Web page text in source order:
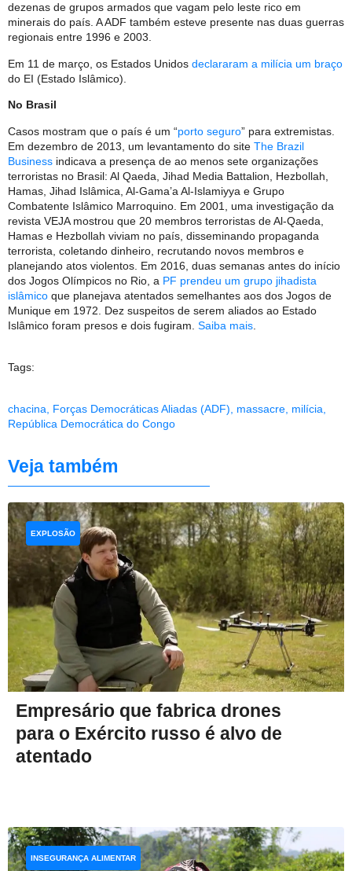
dezenas de grupos armados que vagam pelo leste rico em
minerais do país. A ADF também esteve presente nas duas guerras
regionais entre 1996 e 2003.
Em 11 de março, os Estados Unidos declararam a milícia um braço
do EI (Estado Islâmico).
No Brasil
Casos mostram que o país é um “porto seguro” para extremistas.
Em dezembro de 2013, um levantamento do site The Brazil
Business indicava a presença de ao menos sete organizações
terroristas no Brasil: Al Qaeda, Jihad Media Battalion, Hezbollah,
Hamas, Jihad Islâmica, Al-Gama’a Al-Islamiyya e Grupo
Combatente Islâmico Marroquino. Em 2001, uma investigação da
revista VEJA mostrou que 20 membros terroristas de Al-Qaeda,
Hamas e Hezbollah viviam no país, disseminando propaganda
terrorista, coletando dinheiro, recrutando novos membros e
planejando atos violentos. Em 2016, duas semanas antes do início
dos Jogos Olímpicos no Rio, a PF prendeu um grupo jihadista
islâmico que planejava atentados semelhantes aos dos Jogos de
Munique em 1972. Dez suspeitos de serem aliados ao Estado
Islâmico foram presos e dois fugiram. Saiba mais
Tags:
chacina, Forças Democráticas Aliadas (ADF), massacre, milícia,
República Democrática do Congo
Veja também
Empresário que fabrica drones
para o Exército russo é alvo de
atentado
EXPLOSÃO
INSEGURANÇA ALIMENTAR